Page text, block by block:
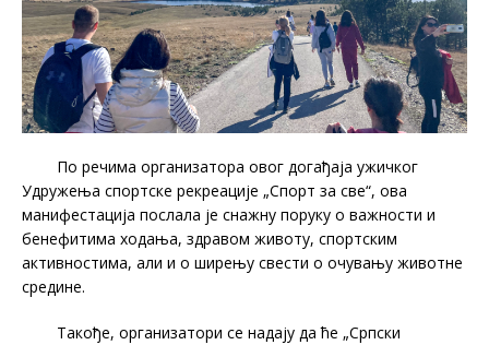
По речима организатора овог догађаја ужичког
Удружења спортске рекреације „Спорт за све“, ова
манифестација послала је снажну поруку о важности и
бенефитима ходања, здравом животу, спортским
активностима, али и о ширењу свести о очувању животне
средине.
Такође, организатори се надају да ће „Српски